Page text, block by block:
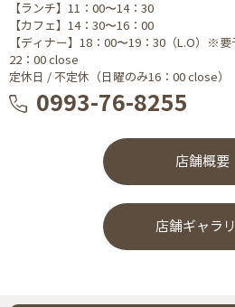
【ランチ】11：00〜14：30
【カフェ】14：30〜16：00
【ディナー】18：00〜19：30（L.O）※要
22：00 close
定休日 / 不定休（日曜のみ16：00 close）
0993-76-8255
店舗概要
店舗ギャラ